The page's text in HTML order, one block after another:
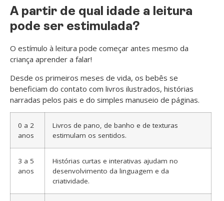
A partir de qual idade a leitura
pode ser estimulada?
O estímulo à leitura pode começar antes mesmo da
criança aprender a falar!
Desde os primeiros meses de vida, os bebês se
beneficiam do contato com livros ilustrados, histórias
narradas pelos pais e do simples manuseio de páginas.
0 a 2
anos
Livros de pano, de banho e de texturas
estimulam os sentidos.
3 a 5
anos
Histórias curtas e interativas ajudam no
desenvolvimento da linguagem e da
criatividade.